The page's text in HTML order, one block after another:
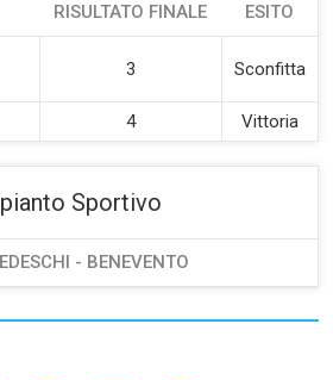
RISULTATO FINALE ESITO
3 Sconfitta
4 Vittoria
Sportivo
- BENEVENTO